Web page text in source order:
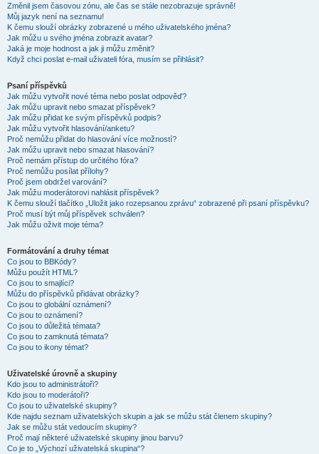
Změnil jsem časovou zónu, ale čas se stále nezobrazuje správně!
Můj jazyk není na seznamu!
K čemu slouží obrázky zobrazené u mého uživatelského jména?
Jak můžu u svého jména zobrazit avatar?
Jaká je moje hodnost a jak ji můžu změnit?
Když chci poslat e-mail uživateli fóra, musím se přihlásit?
Psaní příspěvků
Jak můžu vytvořit nové téma nebo poslat odpověď?
Jak můžu upravit nebo smazat příspěvek?
Jak můžu přidat ke svým příspěvků podpis?
Jak můžu vytvořit hlasování/anketu?
Proč nemůžu přidat do hlasování více možností?
Jak můžu upravit nebo smazat hlasování?
Proč nemám přístup do určitého fóra?
Proč nemůžu posílat přílohy?
Proč jsem obdržel varování?
Jak můžu moderátorovi nahlásit příspěvek?
K čemu slouží tlačítko „Uložit jako rozepsanou zprávu“ zobrazené při psaní příspěvku?
Proč musí být můj příspěvek schválen?
Jak můžu oživit moje téma?
Formátování a druhy témat
Co jsou to BBKódy?
Můžu použít HTML?
Co jsou to smajlíci?
Můžu do příspěvků přidávat obrázky?
Co jsou to globální oznámení?
Co jsou to oznámení?
Co jsou to důležitá témata?
Co jsou to zamknutá témata?
Co jsou to ikony témat?
Uživatelské úrovně a skupiny
Kdo jsou to administrátoři?
Kdo jsou to moderátoři?
Co jsou to uživatelské skupiny?
Kde najdu seznam uživatelských skupin a jak se můžu stát členem skupiny?
Jak se můžu stát vedoucím skupiny?
Proč mají některé uživatelské skupiny jinou barvu?
Co je to „Výchozí uživatelská skupina“?